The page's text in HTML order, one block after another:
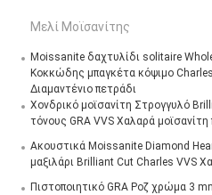
Μελί Μοϊσανίτης
Moissanite δαχτυλίδι solitaire
Κοκκώδης μπαγκέτα κόψιμο
Διαμαντένιο πετράδι
Χονδρικό μοϊσανίτη Στρογγυλό
τόνους GRA VVS Χαλαρά
Ακουστικά Moissanite Diamond
μαξιλάρι Brilliant Cut Charles VVS
Πιστοποιητικό GRA Ροζ χρώμα 3